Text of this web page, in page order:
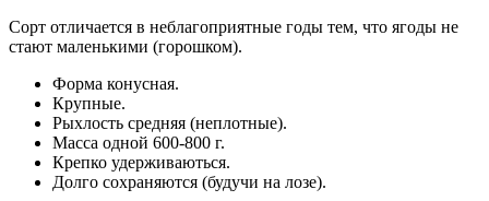
Сорт отличается в неблагоприятные годы тем, что ягоды не
стают маленькими (горошком).
Форма конусная.
Крупные.
Рыхлость средняя (неплотные).
Масса одной 600-800 г.
Крепко удерживаються.
Долго сохраняются (будучи на лозе).